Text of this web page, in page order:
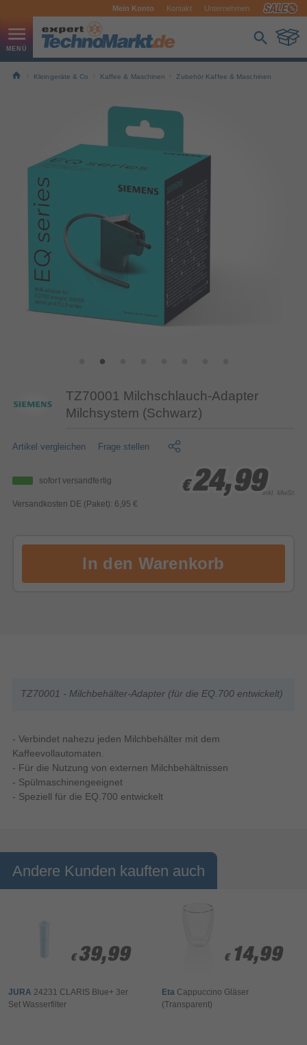
Mein Konto Kontakt Unternehmen
Kleingeräte & Co Kaffee & Maschinen Zubehör Kaffee & Maschinen
TZ70001 Milchschlauch-Adapter
Milchsystem (Schwarz)
Artikel vergleichen Frage stellen
sofort versandfertig
Versandkosten DE (Paket): 6,95 €
€24,99
€24,99
€24,99inkl. MwSt.
TZ70001 - Milchbehälter-Adapter (für die EQ.700 entwickelt)
- Verbindet nahezu jeden Milchbehälter mit dem
Kaffeevollautomaten.
- Für die Nutzung von externen Milchbehältnissen
- Spülmaschinengeeignet
- Speziell für die EQ.700 entwickelt
Andere Kunden kauften auch
€ 39,99
€ 39,99
JURA 24231 CLARIS Blue+ 3er
Set Wasserfilter
€ 14,99
€ 14,99
Eta Cappuccino Gläser
(Transparent)